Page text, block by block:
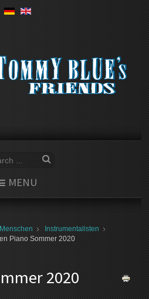
MENU
Menschen
Instrumentalisten
Piano Sommer 2020
2020